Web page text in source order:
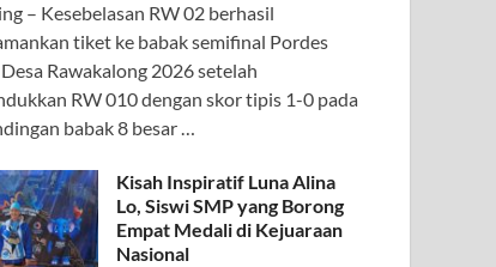
– Kesebelasan RW 02 berhasil
tiket ke babak semifinal Pordes
Rawakalong 2026 setelah
RW 010 dengan skor tipis 1-0 pada
babak 8 besar …
Kisah Inspiratif Luna Alina
Lo, Siswi SMP yang Borong
Empat Medali di Kejuaraan
Nasional